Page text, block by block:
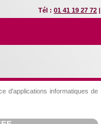
Tél : 01 41 19 27 72 |
d'applications informatiques de